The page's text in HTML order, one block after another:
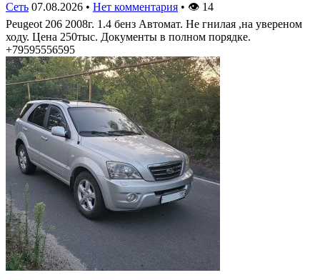
Сеть 07.08.2026 • Нет комментария • 👁 14
Peugeot 206 2008г. 1.4 бенз Автомат. Не гнилая ,на увереном
ходу. Цена 250тыс. Документы в полном порядке.
+79595556595